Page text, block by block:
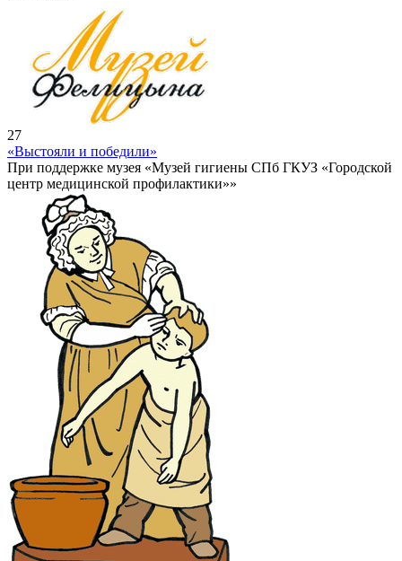
27
«Выстояли и победили»
При поддержке музея «Музей гигиены СПб ГКУЗ «Городской
центр медицинской профилактики»»